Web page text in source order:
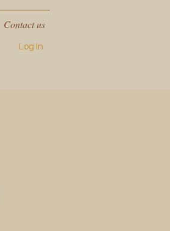
Contact us
Log In